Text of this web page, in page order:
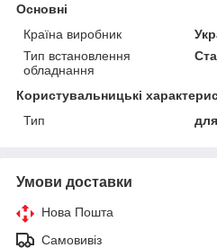
Основні
Країна виробник
Тип встановлення
обладнання
Користувальницькі
Тип
Умови доставки
Нова Пошта
Самовивіз